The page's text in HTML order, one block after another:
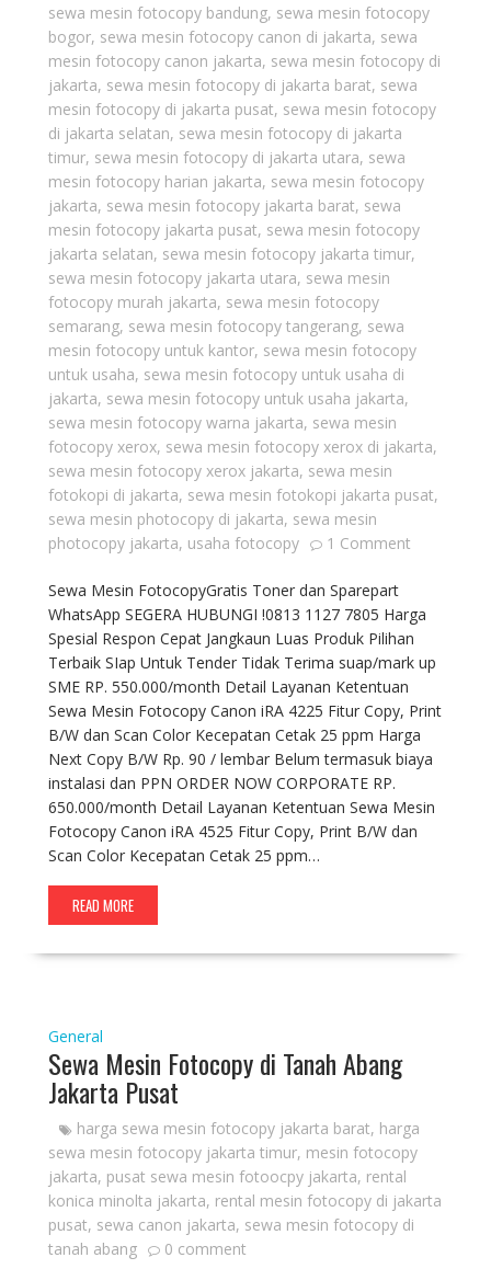
sewa mesin fotocopy bandung, sewa mesin fotocopy
bogor, sewa mesin fotocopy canon di jakarta, sewa
mesin fotocopy canon jakarta, sewa mesin fotocopy di
jakarta, sewa mesin fotocopy di jakarta barat, sewa
mesin fotocopy di jakarta pusat, sewa mesin fotocopy
di jakarta selatan, sewa mesin fotocopy di jakarta
timur, sewa mesin fotocopy di jakarta utara, sewa
mesin fotocopy harian jakarta, sewa mesin fotocopy
jakarta, sewa mesin fotocopy jakarta barat, sewa
mesin fotocopy jakarta pusat, sewa mesin fotocopy
jakarta selatan, sewa mesin fotocopy jakarta timur,
sewa mesin fotocopy jakarta utara, sewa mesin
fotocopy murah jakarta, sewa mesin fotocopy
semarang, sewa mesin fotocopy tangerang, sewa
mesin fotocopy untuk kantor, sewa mesin fotocopy
untuk usaha, sewa mesin fotocopy untuk usaha di
jakarta, sewa mesin fotocopy untuk usaha jakarta,
sewa mesin fotocopy warna jakarta, sewa mesin
fotocopy xerox, sewa mesin fotocopy xerox di jakarta,
sewa mesin fotocopy xerox jakarta, sewa mesin
fotokopi di jakarta, sewa mesin fotokopi jakarta pusat,
sewa mesin photocopy di jakarta, sewa mesin
photocopy jakarta, usaha fotocopy 1 Comment
Sewa Mesin FotocopyGratis Toner dan Sparepart
WhatsApp SEGERA HUBUNGI !0813 1127 7805 Harga
Spesial Respon Cepat Jangkaun Luas Produk Pilihan
Terbaik SIap Untuk Tender Tidak Terima suap/mark up
SME RP. 550.000/month Detail Layanan Ketentuan
Sewa Mesin Fotocopy Canon iRA 4225 Fitur Copy, Print
B/W dan Scan Color Kecepatan Cetak 25 ppm Harga
Next Copy B/W Rp. 90 / lembar Belum termasuk biaya
instalasi dan PPN ORDER NOW CORPORATE RP.
650.000/month Detail Layanan Ketentuan Sewa Mesin
Fotocopy Canon iRA 4525 Fitur Copy, Print B/W dan
Scan Color Kecepatan Cetak 25 ppm…
READ MORE
General
Sewa Mesin Fotocopy di Tanah Abang
Jakarta Pusat
harga sewa mesin fotocopy jakarta barat, harga
sewa mesin fotocopy jakarta timur, mesin fotocopy
jakarta, pusat sewa mesin fotoocpy jakarta, rental
konica minolta jakarta, rental mesin fotocopy di jakarta
pusat, sewa canon jakarta, sewa mesin fotocopy di
tanah abang
0 comment